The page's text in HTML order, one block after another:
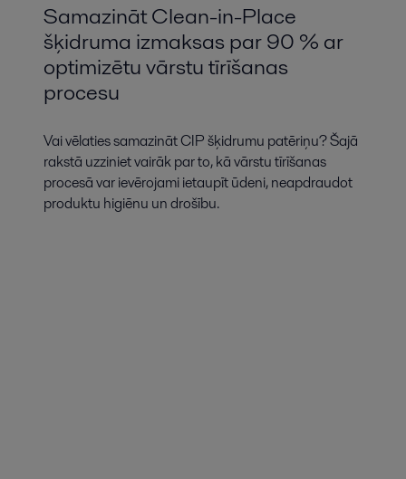
Samazināt Clean-in-Place
šķidruma izmaksas par 90 % ar
optimizētu vārstu tīrīšanas
procesu
Vai vēlaties samazināt CIP šķidrumu patēriņu? Šajā
rakstā uzziniet vairāk par to, kā vārstu tīrīšanas
procesā var ievērojami ietaupīt ūdeni, neapdraudot
produktu higiēnu un drošību.